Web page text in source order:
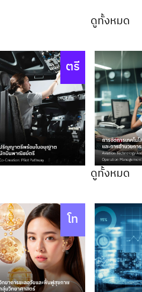
ดูทั้งหมด
ตรี
ดูทั้งหมด
โท